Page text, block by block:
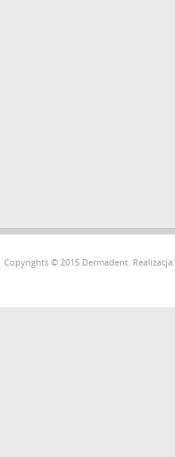
Copyrights © 2015 Dermadent. Realizacja: